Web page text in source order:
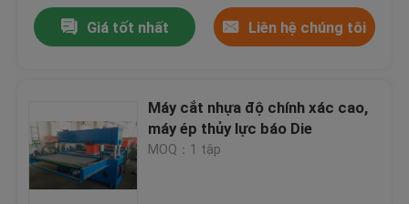
Giá tốt nhất Liên hệ chúng tôi
Máy cắt nhựa độ chính xác cao,
máy ép thủy lực báo Die
MOQ：1 tập